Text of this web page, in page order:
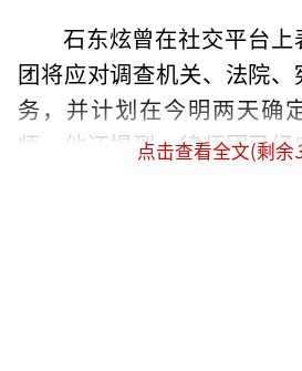
石东炫曾在社交平台
团将应对调查机关、法院
务，并计划在今明两天确
师。他还提到，律师团已
点击查看全文(剩余